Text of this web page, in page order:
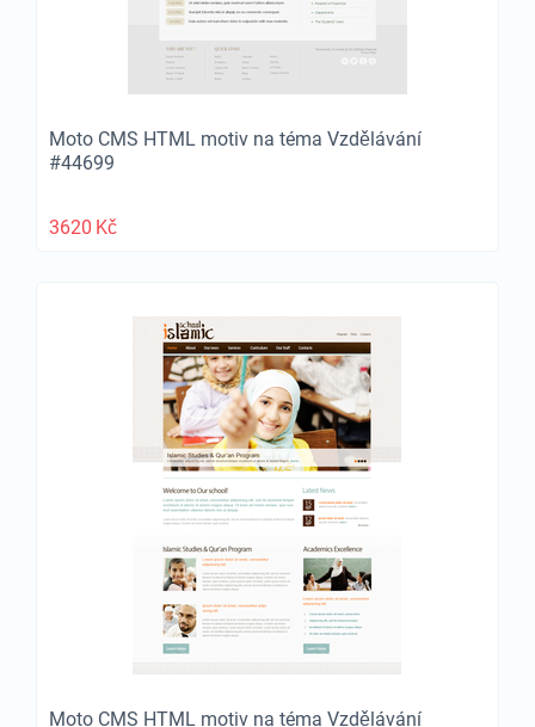
Moto CMS HTML motiv na téma Vzdělávání
#44699
3620 Kč
Moto CMS HTML motiv na téma Vzdělávání